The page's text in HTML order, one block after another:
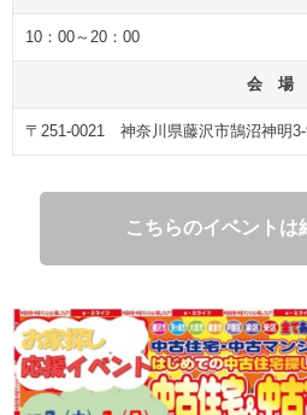
10：00～20：00
会 場
〒251-0021 神奈川県藤沢市鵠沼神明
こちらのイベントは